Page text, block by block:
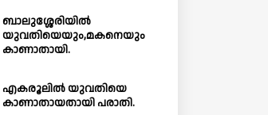
ബാലുശ്ശേരിയില്‍
യുവതിയെയും,മകനെയും
കാണാതായി.
എകരൂലിൽ യുവതിയെ
കാണാതായതായി പരാതി.